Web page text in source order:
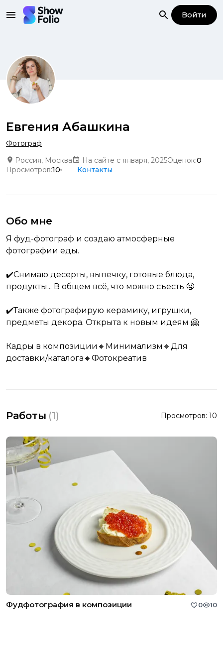
Войти
Евгения Абашкина
Фотограф
Россия, Москва
На сайте с января, 2025Оценок:0
Просмотров:10 Контакты
Обо мне
Я фуд-фотограф и создаю атмосферные
фотографии еды.
✔️Снимаю десерты, выпечку, готовые блюда,
продукты... В общем всё, что можно съесть 🤤
✔️Также фотографирую керамику, игрушки,
предметы декора. Открыта к новым идеям 🤗
Кадры в композиции🔸Минимализм🔸Для
доставки/каталога🔸Фотокреатив
Работы (1) Просмотров: 10
Фудфотография в композиции 0 10